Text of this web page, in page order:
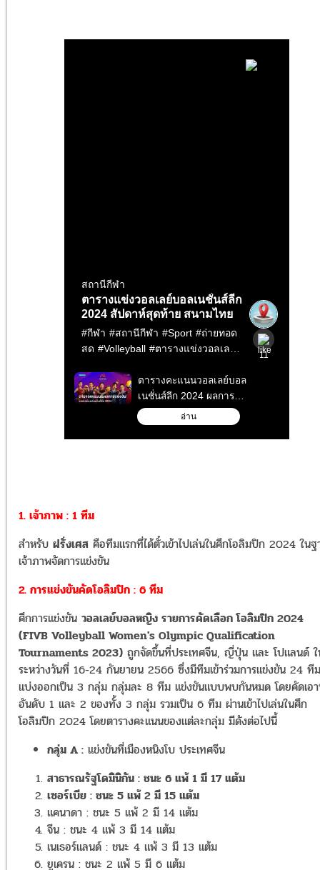
1. เจ้าภาพ : 1 ทีม
สำหรับ ฝรั่งเศส คือทีมแรกที่ได้ตั๋วเข้าไปเล่นในศึกโอลิมปิก 2024 ในฐ
เจ้าภาพจัดการแข่งขัน
2. การแข่งขันคัดโอลิมปิก : 6 ทีม
ศึกการแข่งขัน วอลเลย์บอลหญิง รายการคัดเลือก โอลิมปิก 2024
(FIVB Volleyball Women's Olympic Qualification
Tournaments 2023) ถูกจัดขึ้นที่ประเทศจีน, ญี่ปุ่น และ โปแลนด์
ระหว่างวันที่ 16-24 กันยายน 2566 ซึ่งมีทีมเข้าร่วมการแข่งขัน 24 ทีม
แบ่งออกเป็น 3 กลุ่ม กลุ่มละ 8 ทีม แข่งขันแบบพบกันหมด โดยคัดเอ
อันดับ 1 และ 2 ของทั้ง 3 กลุ่ม รวมเป็น 6 ทีม ผ่านเข้าไปเล่นในศึก
โอลิมปิก 2024 โดยตารางคะแนนของแต่ละกลุ่ม มีดังต่อไปนี้
กลุ่ม A : แข่งขันที่เมืองหนิงโบ ประเทศจีน
สาธารณรัฐโดมินิกัน : ชนะ 6 แพ้ 1 มี 17 แต้ม
เซอร์เบีย : ชนะ 5 แพ้ 2 มี 15 แต้ม
แคนาดา : ชนะ 5 แพ้ 2 มี 14 แต้ม
จีน : ชนะ 4 แพ้ 3 มี 14 แต้ม
เนเธอร์แลนด์ : ชนะ 4 แพ้ 3 มี 13 แต้ม
ยูเครน : ชนะ 2 แพ้ 5 มี 6 แต้ม